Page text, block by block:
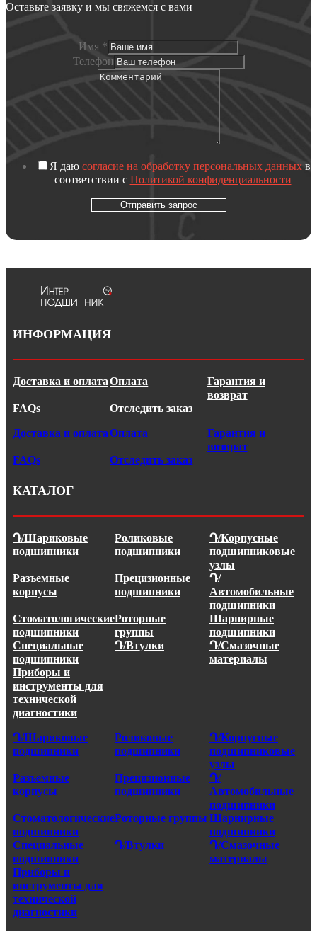
Оставьте заявку и мы свяжемся с вами
Имя *
Телефон
Я даю согласие на обработку персональных данныхв
соответствии с Политикой конфиденциальности
Отправить запрос
ИНФОРМАЦИЯ
Доставка и оплатаОплата
Гарантия и
возврат
FAQs
Отследить заказ
Доставка и оплатаОплата
Гарантия и
возврат
FAQs
Отследить заказ
КАТАЛОГ
Դ/Шариковые
подшипники
Роликовые
подшипники
Դ/Корпусные
подшипниковые
узлы
Разъемные
корпусы
Прецизионные
подшипники
Դ/
Автомобильные
подшипники
Стоматологические
подшипники
Роторные
группы
Шарнирные
подшипники
Специальные
подшипники
Դ/Втулки
Դ/Смазочные
материалы
Приборы и
инструменты для
технической
диагностики
Դ/Шариковые
подшипники
Роликовые
подшипники
Դ/Корпусные
подшипниковые
узлы
Разъемные
корпусы
Прецизионные
подшипники
Դ/
Автомобильные
подшипники
Стоматологические
подшипники
Роторные группы Шарнирные
подшипники
Специальные
подшипники
Դ/Втулки
Դ/Смазочные
материалы
Приборы и
инструменты для
технической
диагностики